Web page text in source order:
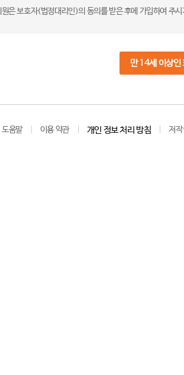
은 보호자(법정대리인)의 동의를 받은 후에 가입하여 주
만 14세 이상인
도움말 이용 약관 개인 정보 처리 방침 저